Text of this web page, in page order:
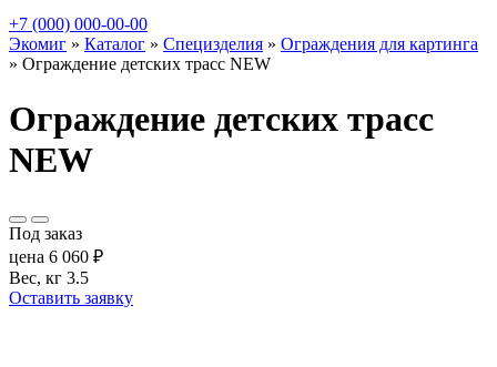
+7 (000) 000-00-00
Экомиг » Каталог » Специзделия » Ограждения для картинга
» Ограждение детских трасс NEW
Ограждение детских трасс
NEW
Под заказ
цена 6 060 ₽
Вес, кг 3.5
Оставить заявку